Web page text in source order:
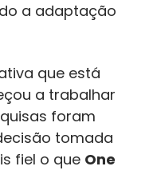
a adaptação
que está
a trabalhar
foram
tomada
fiel o que One